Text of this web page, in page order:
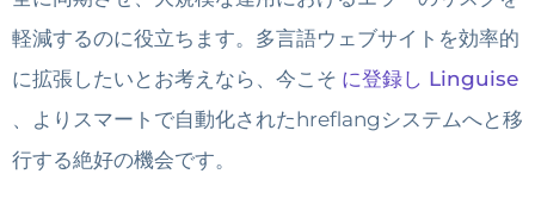
軽減するのに役立ちます。多言語ウェブサイトを効率的
に拡張したいとお考えなら、今こそ に登録し Linguise
、よりスマートで自動化されたhreflangシステムへと移
行する絶好の機会です。